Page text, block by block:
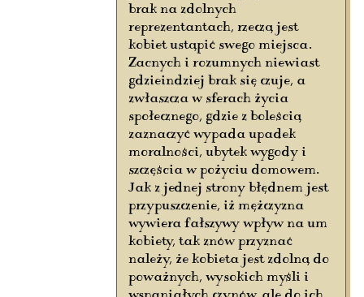
brak na zdolnych
reprezentantach, rzeczą jest
kobiet ustąpić swego miejsca.
Zacnych i rozumnych niewiast
gdzieindziej brak się czuje, a
zwłaszcza w sferach życia
społecznego, gdzie z boleścią
zaznaczyć wypada upadek
moralności, ubytek wygody i
szczęścia w pożyciu domowem.
Jak z jednej strony błędnem jest
przypuszczenie, iż mężczyzna
wywiera fałszywy wpływ na um
kobiety, tak znów przyznać
należy, że kobieta jest zdolną do
poważnych, wysokich myśli i